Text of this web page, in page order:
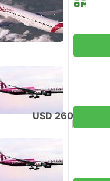
USD 260